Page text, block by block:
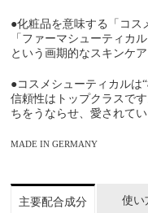
●化粧品を意味する「コス
「ファーマシューティカ
という画期的なスキンケ
●コスメシューティカルは
信頼性はトップクラスで
ちをうならせ、愛されてい
MADE IN GERMANY
主要配合成分 使い